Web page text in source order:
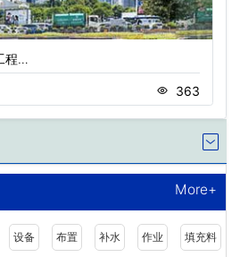
程…
363
More+
设备 布置 补水 作业 填充料